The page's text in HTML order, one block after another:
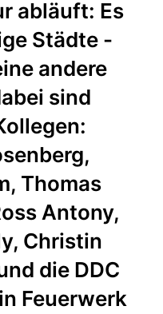
abläuft: Es
Städte -
andere
sind
Thomas
Antony,
Christin
die DDC
Feuerwerk